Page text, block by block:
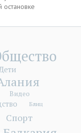
Видео
Блиц
Спорт